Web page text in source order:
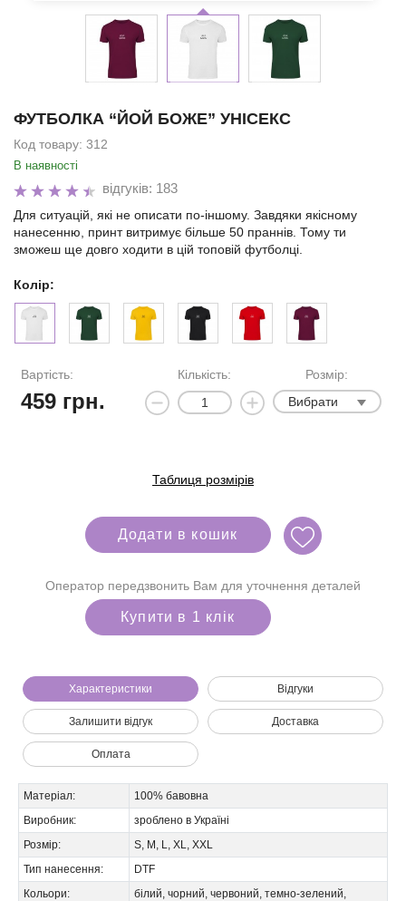
ФУТБОЛКА “ЙОЙ БОЖЕ” УНІСЕКС
Код товару: 312
В наявності
відгуків: 183
Для ситуацій, які не описати по-іншому. Завдяки якісному
нанесенню, принт витримує більше 50 праннів. Тому ти
зможеш ще довго ходити в цій топовій футболці.
Колір:
Вартість:
459грн.
Кількість:
Розмір:
Вибрати
Таблиця розмірів
Додати в кошик
Оператор передзвонить Вам для уточнення деталей
Купити в 1 клік
Характеристики Відгуки
Залишити відгук Доставка
Оплата
Матеріал:
100% бавовна
Виробник:
зроблено в Україні
Розмір:
S, M, L, XL, XXL
Тип нанесення:
DTF
Кольори:
білий, чорний, червоний, темно-зелений,
Ми зателефонуємо вам на номер: